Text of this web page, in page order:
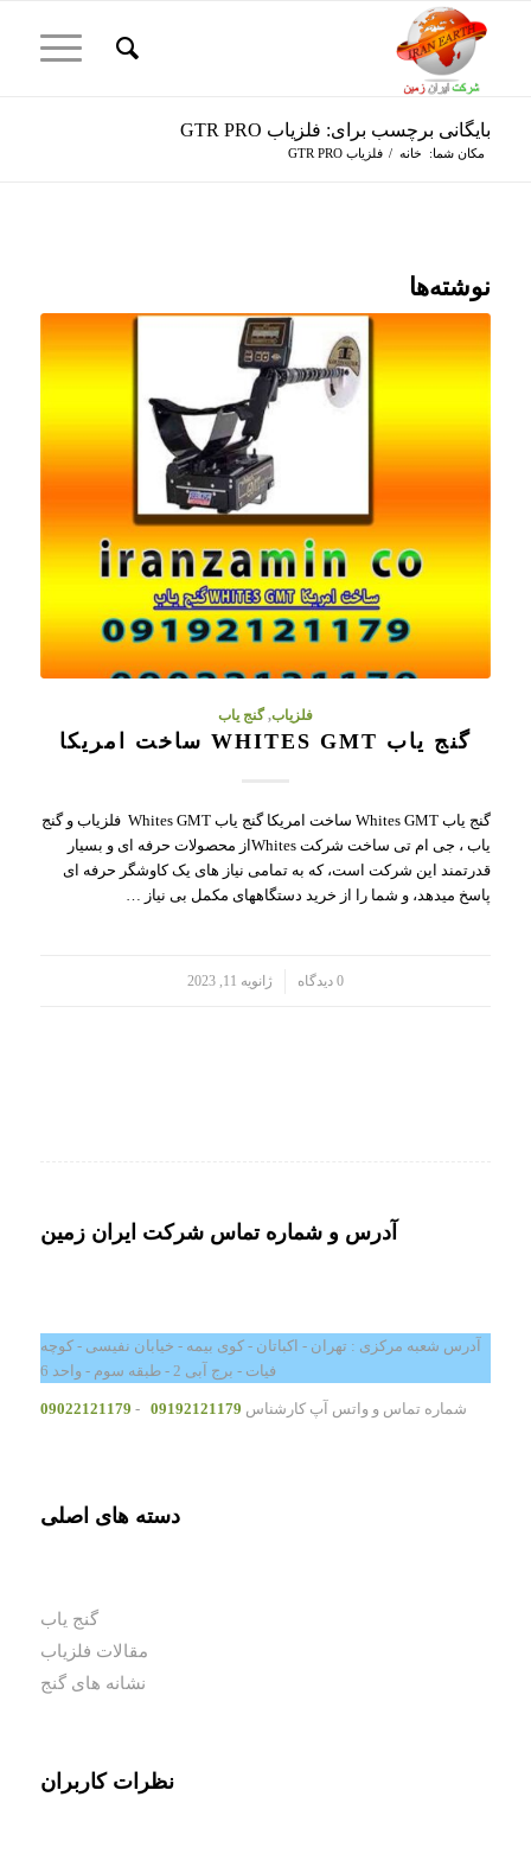
بایگانی برچسب برای: فلزیاب GTR PRO
مکان شما: خانه / فلزیاب GTR PRO
نوشته‌ها
فلزیاب,گنج یاب
گنج یاب WHITES GMT ساخت امریکا
گنج یاب Whites GMT ساخت امریکا گنج یاب Whites GMT فلزیاب و گنج
یاب ، جی ام تی ساخت شرکت Whitesاز محصولات حرفه ای و بسیار
قدرتمند این شرکت است، که به تمامی نیاز های یک کاوشگر حرفه ای
پاسخ میدهد، و شما را از خرید دستگاههای مکمل بی نیاز …
0 دیدگاه ژانویه 11, 2023
آدرس و شماره تماس شرکت ایران زمین
آدرس شعبه مرکزی : تهران - اکباتان - کوی بیمه - خیابان نفیسی - کوچه
فیات - برج آبی 2 - طبقه سوم - واحد 6
شماره تماس و واتس آپ کارشناس 09192121179
-
09022121179
دسته های اصلی
گنج یاب
مقالات فلزیاب
نشانه های گنج
نظرات کاربران